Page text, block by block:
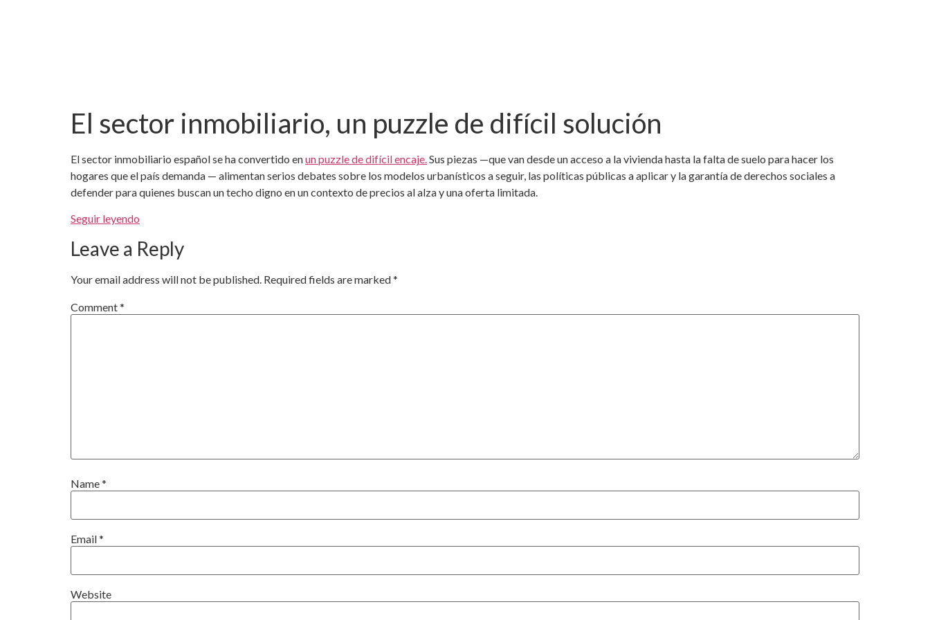
El sector inmobiliario, un puzzle de difícil solución
El sector inmobiliario español se ha convertido enun puzzle de difícil encaje.Sus piezas —que van desde un acceso a la vivienda hasta la falta de suelo para hacer los
hogares que el país demanda — alimentan serios debates sobre los modelos urbanísticos a seguir, las políticas públicas a aplicar y la garantía de derechos sociales a
defender para quienes buscan un techo digno en un contexto de precios al alza y una oferta limitada.
Seguir leyendo
Leave a Reply
Your email address will not be published. Required fields are marked*
Comment*
Name*
Email*
Website